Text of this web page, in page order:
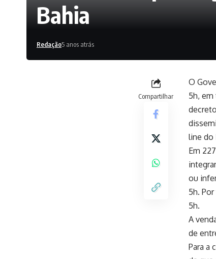
Bahia
Redação5 anos atrás
Compartilhar
O
5h,
line do
Em
ou
5h.
5h.
A
de
Para a